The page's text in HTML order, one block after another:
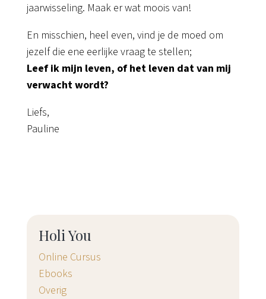
jaarwisseling. Maak er wat moois van!
En misschien, heel even, vind je de moed om
jezelf die ene eerlijke vraag te stellen;
Leef ik mijn leven, of het leven dat van mij
verwacht wordt?
Liefs,
Pauline
Holi You
Online Cursus
Ebooks
Overig